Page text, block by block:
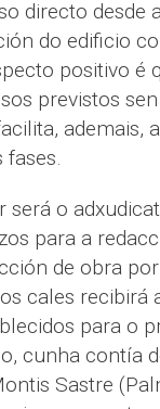
directo desde
do edificio
positivo é
previstos
ademais,
será o
para a
de obra
cales recibirá
para o
cunha contía
Sastre